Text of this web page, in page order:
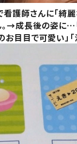
護師さんに「綺
。→成長後の姿に…
お目目で可愛い」「